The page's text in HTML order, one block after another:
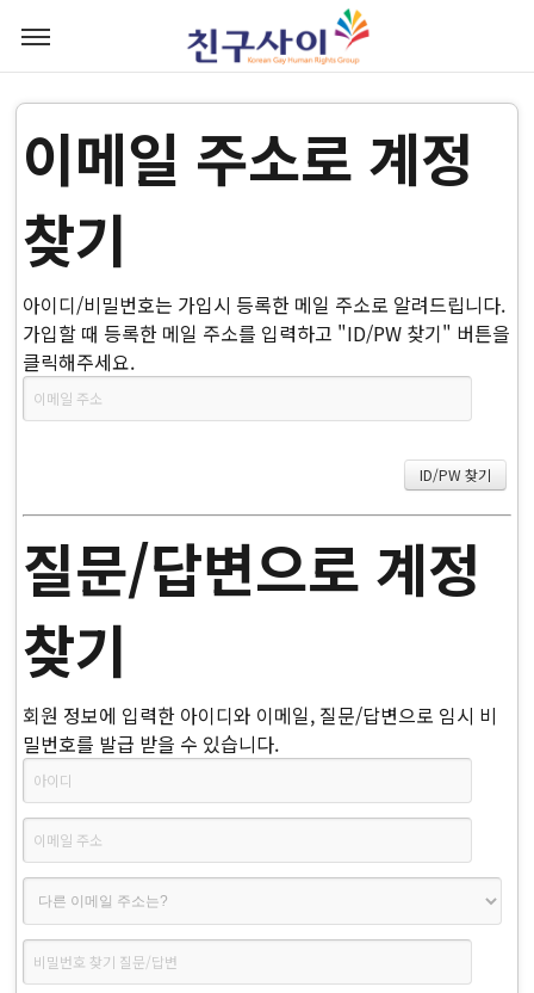
이메일 주소로 계정
찾기
아이디/비밀번호는 가입시 등록한 메일 주소로 알려드립니다.
가입할 때 등록한 메일 주소를 입력하고 "ID/PW 찾기" 버튼을
클릭해주세요.
질문/답변으로 계정
찾기
회원 정보에 입력한 아이디와 이메일, 질문/답변으로 임시 비
밀번호를 발급 받을 수 있습니다.